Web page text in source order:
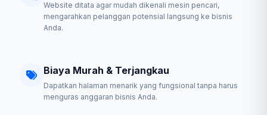
Website ditata agar mudah dikenali mesin pencari,
mengarahkan pelanggan potensial langsung ke bisnis
Anda.
Biaya Murah & Terjangkau
Dapatkan halaman menarik yang fungsional tanpa harus
menguras anggaran bisnis Anda.